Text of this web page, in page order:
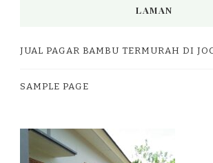
LAMAN
JUAL PAGAR BAMBU TERMURAH DI
SAMPLE PAGE